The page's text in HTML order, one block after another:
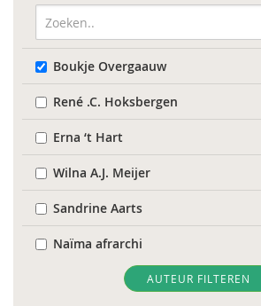
Boukje Overgaauw
René .C. Hoksbergen
Erna ‘t Hart
Wilna A.J. Meijer
Sandrine Aarts
Naïma afrarchi
Alma AkkermanAUTEUR FILTEREN